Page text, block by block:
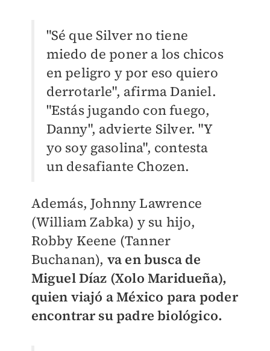
"Sé que Silver no tiene
miedo de poner a los chicos
en peligro y por eso quiero
derrotarle", afirma Daniel.
"Estás jugando con fuego,
Danny", advierte Silver. "Y
yo soy gasolina", contesta
un desafiante Chozen.
Además, Johnny Lawrence
(William Zabka) y su hijo,
Robby Keene (Tanner
Buchanan), va en busca de
Miguel Díaz (Xolo Maridueña),
quien viajó a México para poder
encontrar su padre biológico.